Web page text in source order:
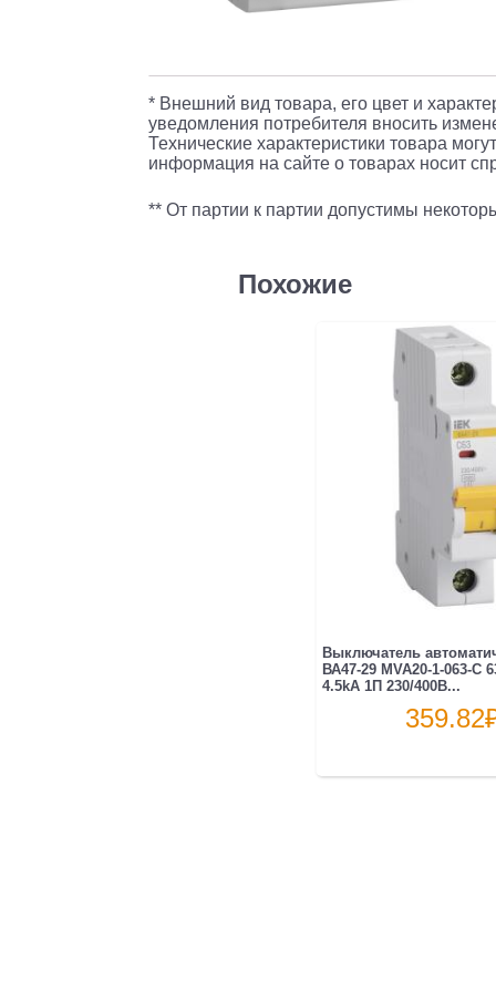
* Внешний вид товара, его цвет и
уведомления потребителя вносить
Технические характеристики товара
информация на сайте о товарах носит
** От партии к партии допустимы
Похожие
Выключатель
ВА47-29 MVA20-1-063-C
4.5kA 1П 230/400В...
359.82